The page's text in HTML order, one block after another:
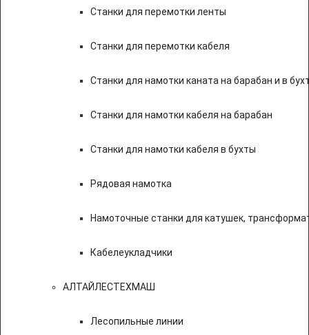
Станки для перемотки ленты
Станки для перемотки кабеля
Станки для намотки каната на барабан и в
Станки для намотки кабеля на барабан
Станки для намотки кабеля в бухты
Рядовая намотка
Намоточные станки для катушек,
Кабелеукладчики
АЛТАЙЛЕСТЕХМАШ
Лесопильные линии